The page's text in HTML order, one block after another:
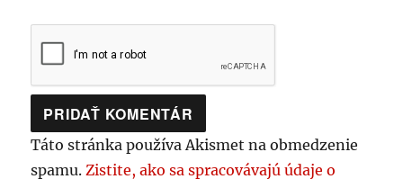
Táto stránka používa Akismet na obmedzenie
spamu.Zistite, ako sa spracovávajú údaje o